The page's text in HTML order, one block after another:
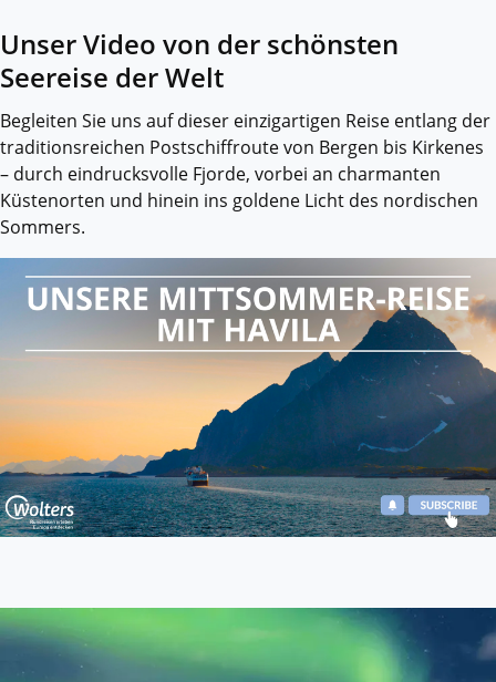
Unser Video von der schönsten
Seereise der Welt
Begleiten Sie uns auf dieser einzigartigen Reise entlang der
traditionsreichen Postschiffroute von Bergen bis Kirkenes
– durch eindrucksvolle Fjorde, vorbei an charmanten
Küstenorten und hinein ins goldene Licht des nordischen
Sommers.